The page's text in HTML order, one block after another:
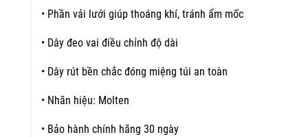
• Phần vải lưới giúp thoáng khí, tránh ẩm mốc
• Dây đeo vai điều chỉnh độ dài
• Dây rút bền chắc đóng miệng túi an toàn
• Nhãn hiệu: Molten
• Bảo hành chính hãng 30 ngày